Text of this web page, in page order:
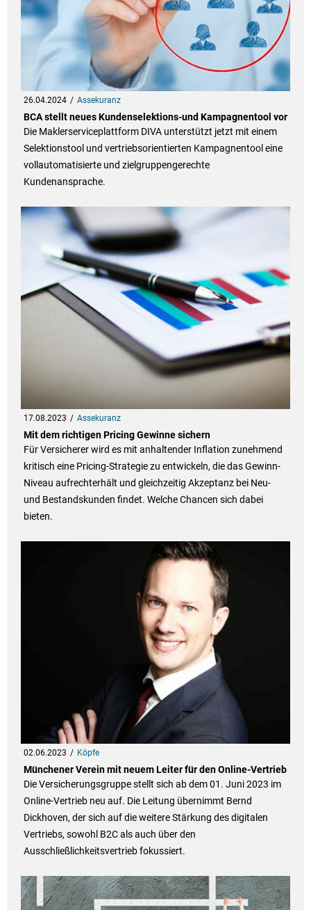
26.04.2024 Assekuranz
BCA stellt neues Kundenselektions-und Kampagnentool vor
Die Maklerserviceplattform DIVA unterstützt jetzt mit einem
Selektionstool und vertriebsorientierten Kampagnentool eine
vollautomatisierte und zielgruppengerechte
Kundenansprache.
17.08.2023 Assekuranz
Mit dem richtigen Pricing Gewinne sichern
Für Versicherer wird es mit anhaltender Inflation zunehmend
kritisch eine Pricing-Strategie zu entwickeln, die das Gewinn-
Niveau aufrechterhält und gleichzeitig Akzeptanz bei Neu-
und Bestandskunden findet. Welche Chancen sich dabei
bieten.
02.06.2023 Köpfe
Münchener Verein mit neuem Leiter für den Online-Vertrieb
Die Versicherungsgruppe stellt sich ab dem 01. Juni 2023 im
Online-Vertrieb neu auf. Die Leitung übernimmt Bernd
Dickhoven, der sich auf die weitere Stärkung des digitalen
Vertriebs, sowohl B2C als auch über den
Ausschließlichkeitsvertrieb fokussiert.